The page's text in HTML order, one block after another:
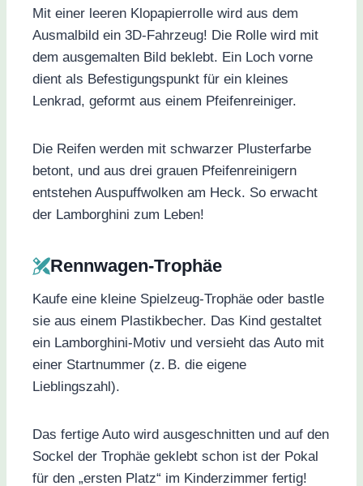
Mit einer leeren Klopapierrolle wird aus dem
Ausmalbild ein 3D-Fahrzeug! Die Rolle wird mit
dem ausgemalten Bild beklebt. Ein Loch vorne
dient als Befestigungspunkt für ein kleines
Lenkrad, geformt aus einem Pfeifenreiniger.
Die Reifen werden mit schwarzer Plusterfarbe
betont, und aus drei grauen Pfeifenreinigern
entstehen Auspuffwolken am Heck. So erwacht
der Lamborghini zum Leben!
Rennwagen-Trophäe
Kaufe eine kleine Spielzeug-Trophäe oder bastle
sie aus einem Plastikbecher. Das Kind gestaltet
ein Lamborghini-Motiv und versieht das Auto mit
einer Startnummer (z. B. die eigene
Lieblingszahl).
Das fertige Auto wird ausgeschnitten und auf den
Sockel der Trophäe geklebt schon ist der Pokal
für den „ersten Platz“ im Kinderzimmer fertig!